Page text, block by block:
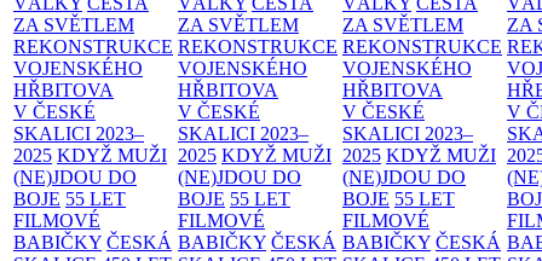
ZA SVĚTLEM
REKONSTRUKCE
VOJENSKÉHO
HŘBITOVA
V ČESKÉ
SKALICI 2023–
2025 KDYŽ MUŽI
(NE)JDOU DO
BOJE 55 LET
FILMOVÉ
BABIČKY ČESKÁ
ZA SVĚTLEM
REKONSTRUKCE
VOJENSKÉHO
HŘBITOVA
V ČESKÉ
SKALICI 2023–
2025 KDYŽ MUŽI
(NE)JDOU DO
BOJE 55 LET
FILMOVÉ
BABIČKY ČESKÁ
ZA SVĚTLEM
REKONSTRUKCE
VOJENSKÉHO
HŘBITOVA
V ČESKÉ
SKALICI 2023–
2025 KDYŽ MUŽI
(NE)JDOU DO
BOJE 55 LET
FILMOVÉ
BABIČKY ČESKÁ
ZA
V